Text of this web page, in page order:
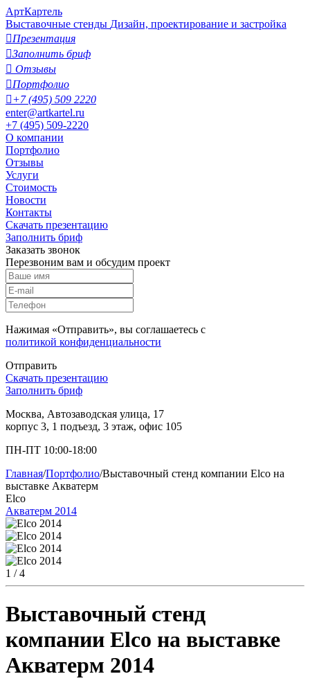
АртКартель
Выставочные стенды Дизайн, проектирование и застройка
Презентация
Заполнить бриф
 Отзывы
Портфолио
+7 (495) 509 2220
enter@artkartel.ru
+7 (495) 509-2220
О компании
Портфолио
Отзывы
Услуги
Стоимость
Новости
Контакты
Скачать презентацию
Заполнить бриф
Заказать звонок
Перезвоним вам и обсудим проект
Нажимая «Отправить», вы соглашаетесь с
политикой конфиденциальности
Отправить
Скачать презентацию
Заполнить бриф
Москва, Автозаводская улица, 17
корпус 3, 1 подъезд, 3 этаж, офис 105
ПН-ПТ 10:00-18:00
Главная/Портфолио/Выставочный стенд компании Elco на
выставке Акватерм
Elco
Акватерм 2014
1 / 4
Выставочный стенд
компании Elco на выставке
Акватерм 2014